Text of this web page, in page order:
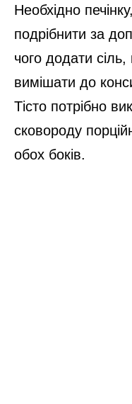
Необхідно
подрібнити за
чого додати
вимішати до
Тісто потрібно
сковороду
обох боків.